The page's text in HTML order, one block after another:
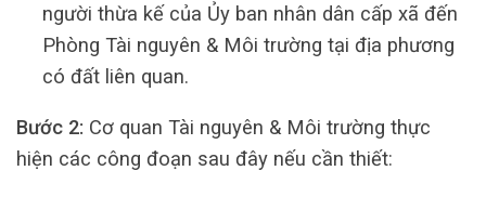
người thừa kế của Ủy ban nhân dân cấp xã đến
Phòng Tài nguyên & Môi trường tại địa phương
có đất liên quan.
Bước 2: Cơ quan Tài nguyên & Môi trường thực
hiện các công đoạn sau đây nếu cần thiết: